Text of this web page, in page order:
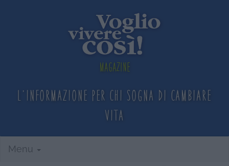
Magazine
L'informazione per chi sogna di cambiare
vita
Menu